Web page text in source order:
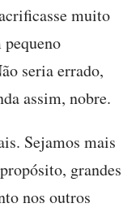
muito
seria errado,
assim, nobre.
Sejamos mais
grandes
nos outros